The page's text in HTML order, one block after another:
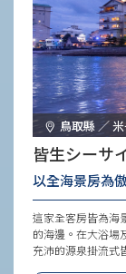
鳥取縣 ／
皆生シーサ
以全海景房為
這家全客房皆為海
的海邊。在大浴場
充沛的源泉掛流式